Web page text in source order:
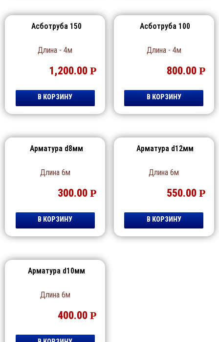
Асботруба 150
Длина - 4м
1,200.00Р
В КОРЗИНУ
Асботруба 100
Длина - 4м
800.00 Р
В КОРЗИНУ
Арматура d8мм
Длина 6м
300.00Р
В КОРЗИНУ
Арматура d12мм
Длина 6м
550.00 Р
В КОРЗИНУ
Арматура d10мм
Длина 6м
400.00Р